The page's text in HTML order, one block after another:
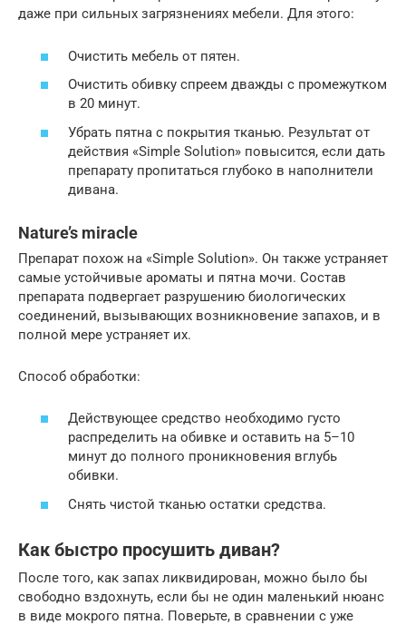
даже при сильных загрязнениях мебели. Для этого:
Очистить мебель от пятен.
Очистить обивку спреем дважды с промежутком
в 20 минут.
Убрать пятна с покрытия тканью. Результат от
действия «Simple Solution» повысится, если дать
препарату пропитаться глубоко в наполнители
дивана.
Nature’s miracle
Препарат похож на «Simple Solution». Он также устраняет
самые устойчивые ароматы и пятна мочи. Состав
препарата подвергает разрушению биологических
соединений, вызывающих возникновение запахов, и в
полной мере устраняет их.
Способ обработки:
Действующее средство необходимо густо
распределить на обивке и оставить на 5–10
минут до полного проникновения вглубь
обивки.
Снять чистой тканью остатки средства.
Как быстро просушить диван?
После того, как запах ликвидирован, можно было бы
свободно вздохнуть, если бы не один маленький нюанс
в виде мокрого пятна. Поверьте, в сравнении с уже